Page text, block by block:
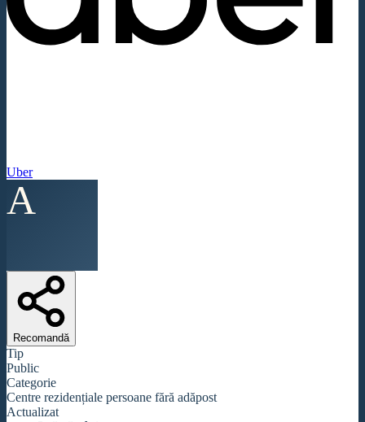
Uber
A
Recomandă
Tip
Public
Categorie
Centre rezidențiale persoane fără adăpost
Actualizat